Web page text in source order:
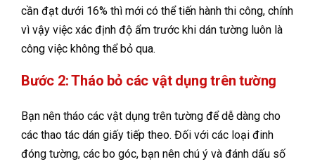
cần đạt dưới 16% thì mới có thể tiến hành thi công, chính
vì vậy việc xác định độ ẩm trước khi dán tường luôn là
công việc không thể bỏ qua.
Bước 2: Tháo bỏ các vật dụng trên tường
Bạn nên tháo các vật dụng trên tường để dễ dàng cho
các thao tác dán giấy tiếp theo. Đối với các loại đinh
đóng tường, các bo góc, bạn nên chú ý và đánh dấu số